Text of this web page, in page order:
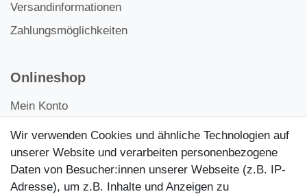
Versandinformationen
Zahlungsmöglichkeiten
Onlineshop
Mein Konto
Kontakt
Kundenretouren
Reparaturservice
Wir verwenden Cookies und ähnliche Technologien auf
unserer Website und verarbeiten personenbezogene
Daten von Besucher:innen unserer Webseite (z.B. IP-
Adresse), um z.B. Inhalte und Anzeigen zu